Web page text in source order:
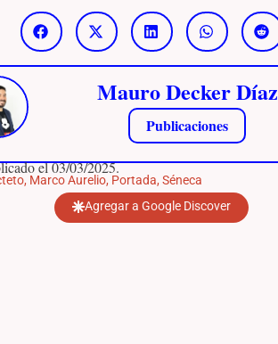
Mauro Decker Díaz
Publicaciones
el 03/03/2025.
, Marco Aurelio, Portada, Séneca
Agregar a Google Discover